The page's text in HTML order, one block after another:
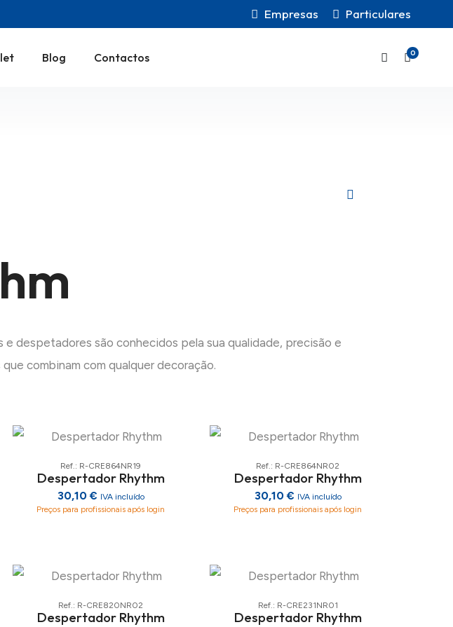
Empresas Particulares
Blog Contactos 0
e despetadores são conhecidos pela sua qualidade, precisão e
combinam com qualquer decoração.
Ref.: R-CRE864NR19
Despertador Rhythm
30,10 € IVA incluído
Preços para profissionais após login
Ref.: R-CRE864NR02
Despertador Rhythm
30,10 € IVA incluído
Preços para profissionais após login
Ref.: R-CRE820NR02
Despertador Rhythm
Ref.: R-CRE231NR01
Despertador Rhythm